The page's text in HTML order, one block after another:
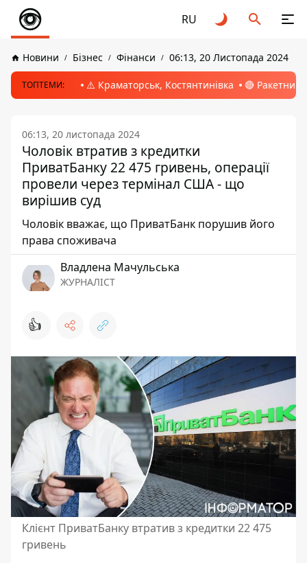
RU
Новини Бізнес Фінанси 06:13, 20 Листопада 2024
ТОПТЕМИ: ⚠️ Краматорськ, Костянтинівка 🔴 Ракетний
06:13, 20 листопада 2024
Чоловік втратив з кредитки
ПриватБанку 22 475 гривень, операції
провели через термінал США - що
вирішив суд
Чоловік вважає, що ПриватБанк порушив його
права споживача
Владлена Мачульська
ЖУРНАЛІСТ
👍
Клієнт ПриватБанку втратив з кредитки 22 475
гривень